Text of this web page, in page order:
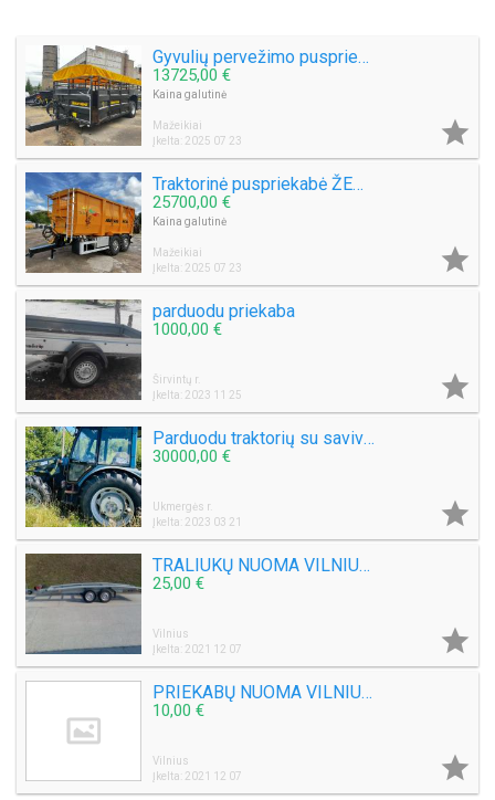
Gyvulių pervežimo puspriekabė ŽEMAITUKAS MA-640
13725,00 €
Kaina galutinė
Mažeikiai
Įkelta: 2025 07 23

Traktorinė puspriekabė ŽEMAITUKAS MG160
25700,00 €
Kaina galutinė
Mažeikiai
Įkelta: 2025 07 23

parduodu priekaba
1000,00 €
Širvintų r.
Įkelta: 2023 11 25

Parduodu traktorių su saviverte puspriekabe
30000,00 €
Ukmergės r.
Įkelta: 2023 03 21

TRALIUKŲ NUOMA VILNIUJE
25,00 €
Vilnius
Įkelta: 2021 12 07

PRIEKABŲ NUOMA VILNIUJE , ĮVAIRIŲ DYDŽIŲ ASORTIMENTAS WWW.PRIEKABOSJUMS.LT
10,00 €
Vilnius
Įkelta: 2021 12 07
